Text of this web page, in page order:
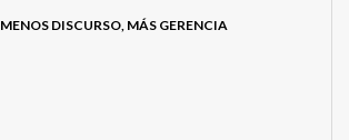
MENOS DISCURSO, MÁS GERENCIA